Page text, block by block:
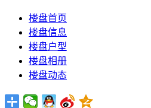
楼盘首页
楼盘信息
楼盘户型
楼盘相册
楼盘动态